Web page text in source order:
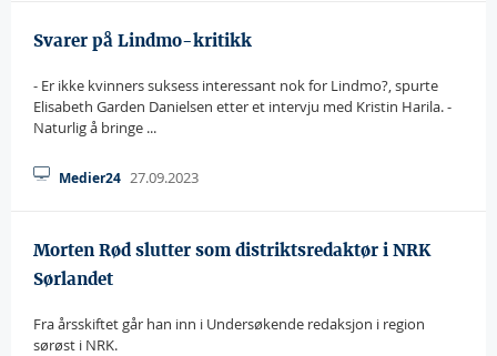
Svarer på Lindmo-kritikk
- Er ikke kvinners suksess interessant nok for Lindmo?, spurte
Elisabeth Garden Danielsen etter et intervju med Kristin Harila. -
Naturlig å bringe ...
Medier24 27.09.2023
Morten Rød slutter som distriktsredaktør i NRK
Sørlandet
Fra årsskiftet går han inn i Undersøkende redaksjon i region
sørøst i NRK.